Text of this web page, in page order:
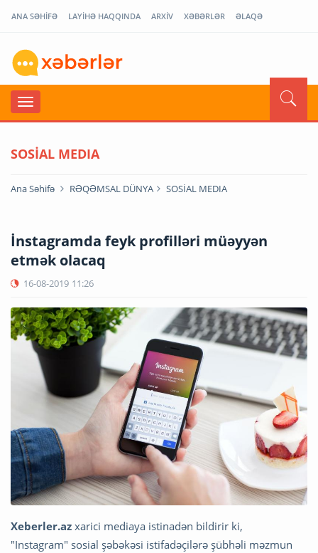
ANA SƏHİFƏ LAYİHƏ HAQQINDA ARXİV XƏBƏRLƏR ƏLAQƏ
SOSİAL MEDIA
Ana Səhifə RƏQƏMSAL DÜNYA SOSİAL MEDIA
İnstagramda feyk profilləri müəyyən
etmək olacaq
16-08-2019 11:26
Xeberler.az xarici mediaya istinadən bildirir ki,
"Instagram" sosial şəbəkəsi istifadəçilərə şübhəli məzmun